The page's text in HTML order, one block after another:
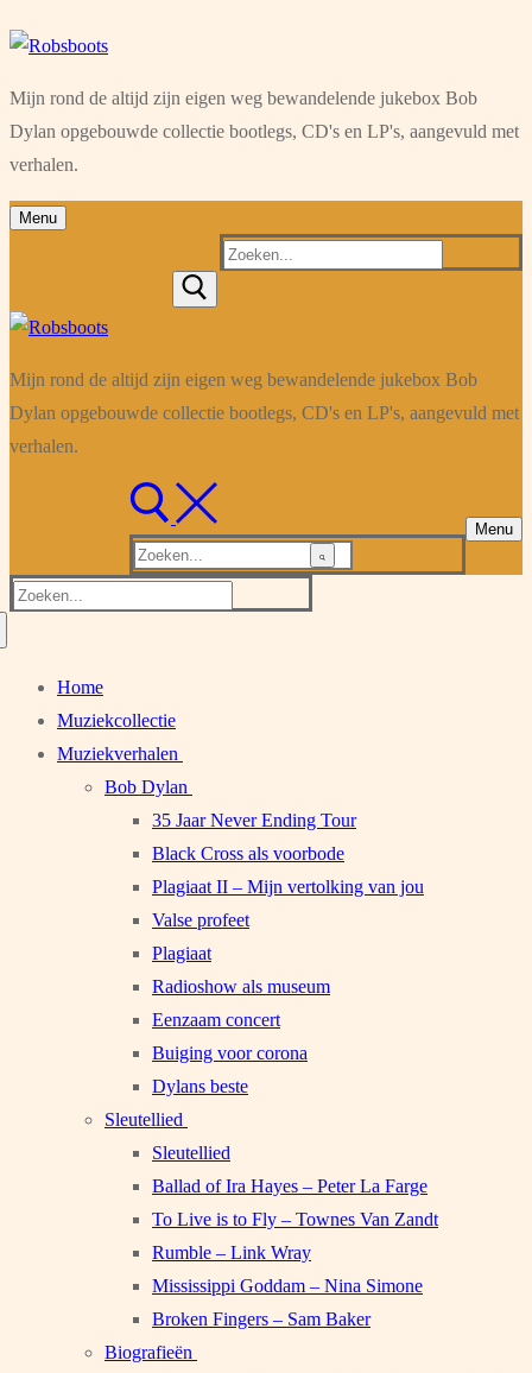
Ga
de
inhoud
Menu
Sluiten
Mijn rond de altijd zijn eigen weg bewandelende jukebox Bob
Dylan opgebouwde collectie bootlegs, CD's en LP's, aangevuld met
verhalen.
Menu
Zoeken
Mijn rond de altijd zijn eigen weg bewandelende jukebox Bob
Dylan opgebouwde collectie bootlegs, CD's en LP's, aangevuld met
verhalen.
Zoeken
naar:
Menu
Zoeken
Home
Muziekcollectie
Muziekverhalen
Bob Dylan
35 Jaar Never Ending Tour
Black Cross als voorbode
Plagiaat II – Mijn vertolking van jou
Valse profeet
Plagiaat
Radioshow als museum
Eenzaam concert
Buiging voor corona
Dylans beste
Sleutellied
Sleutellied
Ballad of Ira Hayes – Peter La Farge
To Live is to Fly – Townes Van Zandt
Rumble – Link Wray
Mississippi Goddam – Nina Simone
Broken Fingers – Sam Baker
Biografieën